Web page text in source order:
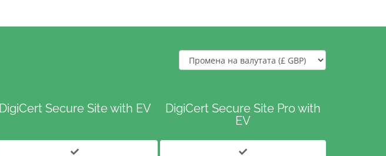
DigiCert Secure Site with EV
DigiCert Secure Site Pro with
EV